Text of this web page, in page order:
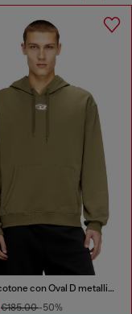
Felpa di cotone con Oval D metallico
€185.00-50%